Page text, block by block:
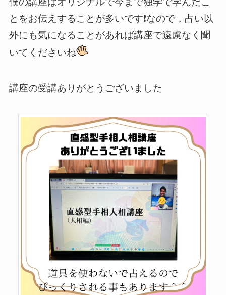
とをお伝えすることが多いです❗️なので，占い以
外にも気になることがあれば講座で遠慮なく聞
いてくださいね
講座の受講ありがとうございました